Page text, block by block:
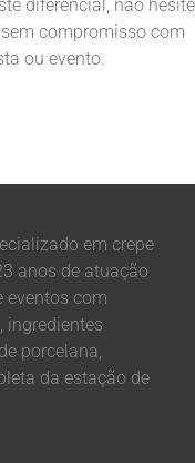
diferencial, não hesite
compromisso com
ou evento.
em crepe
anos de atuação
eventos com
ingredientes
porcelana,
da estação de